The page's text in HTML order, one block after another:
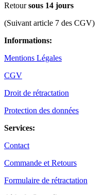
Retoursous 14 jours
(Suivant article 7 des CGV)
Informations:
Mentions Légales
CGV
Droit de rétractation
Protection des données
Services:
Contact
Commande et Retours
Formulaire de rétractation